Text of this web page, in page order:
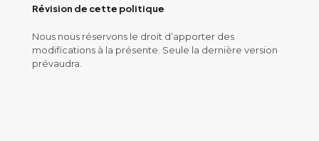
Révision de cette politique
Nous nous réservons le droit d’apporter des
modifications à la présente. Seule la dernière version
prévaudra.